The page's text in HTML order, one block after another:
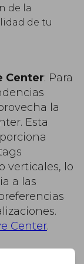
de la
de tu
Center: Para
la
Esta
verticales, lo
a las
Center.